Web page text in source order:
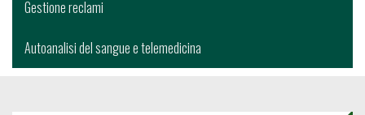
Gestione reclami
Autoanalisi del sangue e telemedicina